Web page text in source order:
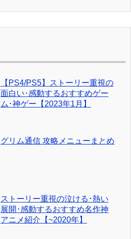
【PS4/PS5】ストーリー重視の
面白い･感動するおすすめゲー
ム･神ゲー【2023年1月】
グリム通信 攻略メニューまとめ
ストーリー重視の泣ける･熱い
展開･感動するおすすめ名作神
アニメ紹介【~2020年】